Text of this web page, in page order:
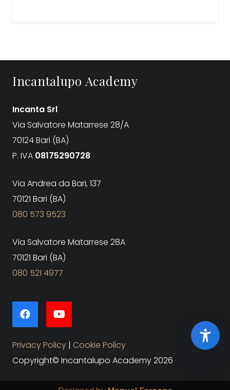
Incantalupo Academy
Incanta Srl
Via Salvatore Matarrese 28/A
70124 Bari (BA)
P. IVA 08175290728
Via Andrea da Bari, 137
70121 Bari (BA)
080 573 9523
Via Salvatore Matarrese 28A
70121 Bari (BA)
080 521 4977
Privacy Policy | Cookie Policy
Copyright© Incantalupo Academy 2026